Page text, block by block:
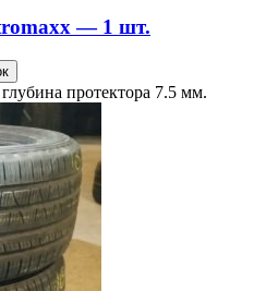
— 1 шт.
протектора 7.5 мм.